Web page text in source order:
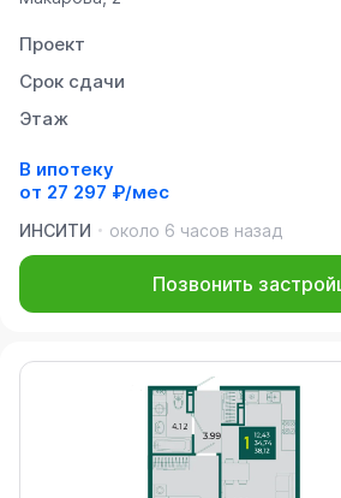
Проект
Срок сдачи
Этаж
В ипотеку
от 27 297 ₽/мес
ИНСИТИ
около 6 часов назад
Позвонить